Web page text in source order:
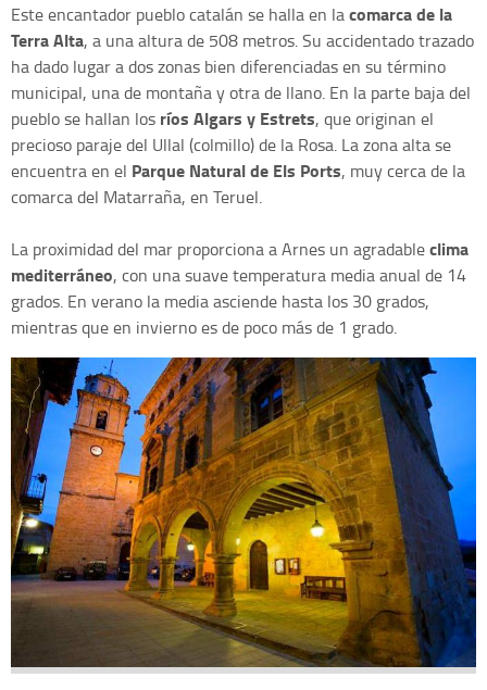
Este encantador pueblo catalán se halla en lacomarca de la
Terra Alta, a una altura de 508 metros. Su accidentado trazado
ha dado lugar a dos zonas bien diferenciadas en su término
municipal, una de montaña y otra de llano. En la parte baja del
pueblo se hallan los ríos Algars y Estrets, que originan el
precioso paraje del Ullal (colmillo) de la Rosa. La zona alta se
encuentra en el Parque Natural de Els Ports, muy cerca de la
comarca del Matarraña, en Teruel.
La proximidad del mar proporciona a Arnes un agradableclima
mediterráneo, con una suave temperatura media anual de 14
grados. En verano la media asciende hasta los 30 grados,
mientras que en invierno es de poco más de 1 grado.